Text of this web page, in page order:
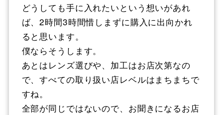
どうしても手に入れたいという想いがあれ
ば、2時間3時間惜しまずに購入に出向かれ
ると思います。
僕ならそうします。
あとはレンズ選びや、加工はお店次第なの
で、すべての取り扱い店レベルはまちまちで
すね。
全部が同じではないので、お聞きになるお店